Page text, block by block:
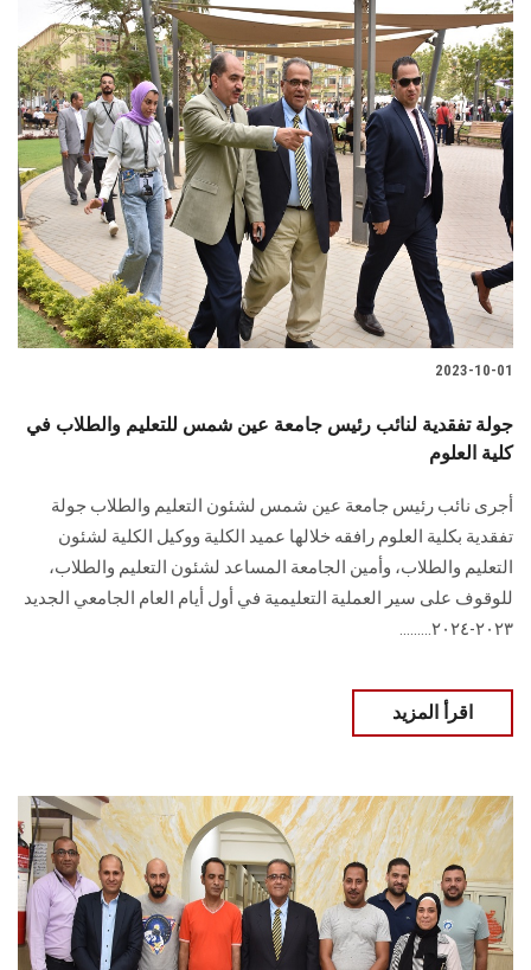
2023-10-01
جولة تفقدية لنائب رئيس جامعة عين شمس للتعليم والطلاب في
كلية العلوم
أجرى نائب رئيس جامعة عين شمس لشئون التعليم والطلاب جولة
تفقدية بكلية العلوم رافقه خلالها عميد الكلية ووكيل الكلية لشئون
التعليم والطلاب، وأمين الجامعة المساعد لشئون التعليم والطلاب،
للوقوف على سير العملية التعليمية في أول أيام العام الجامعي الجديد
٢٠٢٣-٢٠٢٤.........
اقرأ المزيد